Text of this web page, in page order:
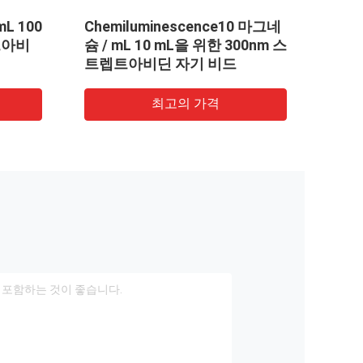
화학루미네센스 10 마그네슘 /
mL 1 mL을 위한 2μm 스트렙타
비딘 SA 맥비드스
최고의 가격
2.8μm 스트렙
리 10 마그네